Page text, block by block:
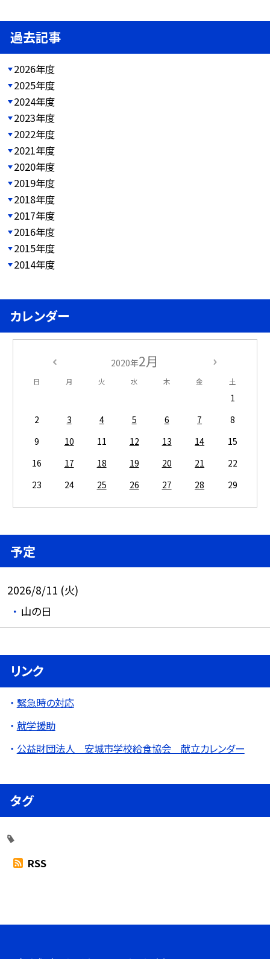
過去記事
2026年度
2025年度
2024年度
2023年度
2022年度
2021年度
2020年度
2019年度
2018年度
2017年度
2016年度
2015年度
2014年度
カレンダー
2020年2月
日 月 火 水 木 金 土
1
2
3 4 5 6 7
8
9
10 11 12 13 14
15
16
17 18 19 20 21
22
23
24 25 26 27 28 29
予定
2026/8/11 (火)
山の日
リンク
緊急時の対応
就学援助
公益財団法人 安城市学校給食協会 献立カレンダー
タグ
RSS